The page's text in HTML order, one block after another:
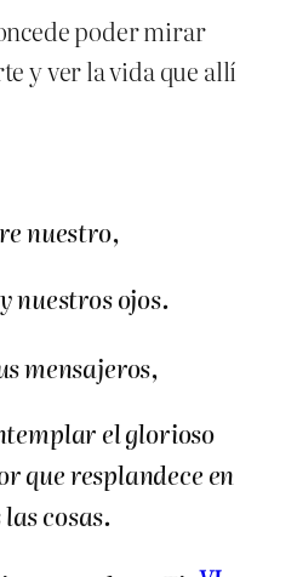
poder mirar
y ver la vida que allí
nuestro,
nuestros ojos.
mensajeros,
el glorioso
que resplandece en
cosas.